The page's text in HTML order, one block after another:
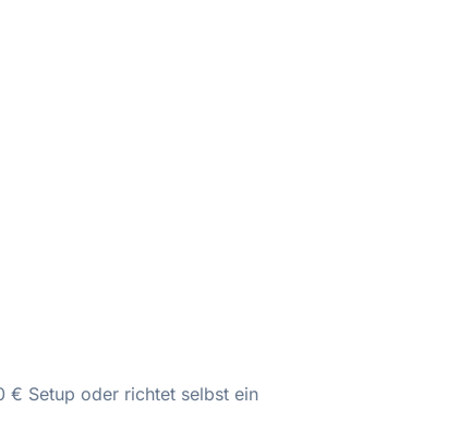
€ Setup oder richtet selbst ein